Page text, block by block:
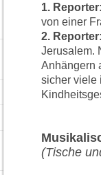
1.
von einer
2.
Jerusalem.
Anhängern
sicher viele
(Tische